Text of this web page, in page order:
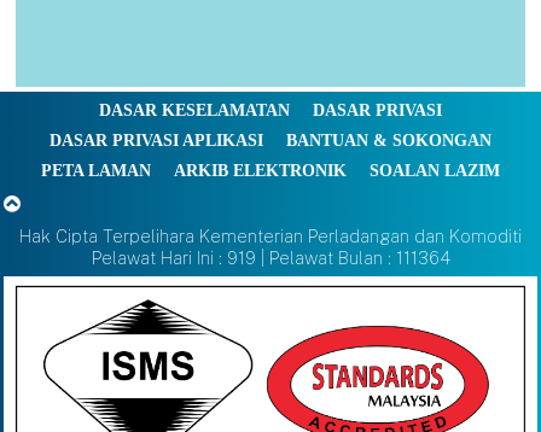
DASAR KESELAMATAN
DASAR PRIVASI
DASAR PRIVASI APLIKASI
BANTUAN & SOKONGAN
PETA LAMAN
ARKIB ELEKTRONIK SOALAN LAZIM
Hak Cipta Terpelihara Kementerian Perladangan dan Komoditi
Pelawat Hari Ini : 919 | Pelawat Bulan : 111364